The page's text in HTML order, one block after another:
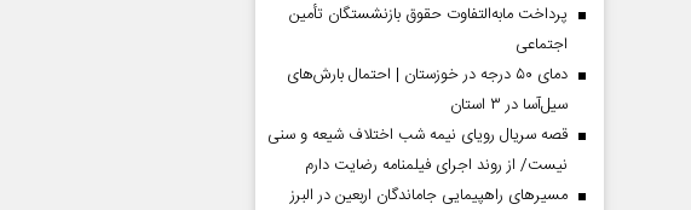
پرداخت مابه‌التفاوت حقوق بازنشستگان تأمین
اجتماعی
دمای ۵۰ درجه در خوزستان | احتمال بارش‌های
سیل‌آسا در ۳ استان
قصه سریال رویای نیمه شب اختلاف شیعه و سنی
نیست/ از روند اجرای فیلمنامه رضایت دارم
مسیر‌های راهپیمایی جاماندگان اربعین در البرز
صفحات نخست روزنامه ها‌ی‌سه‌شنبه ۶ مردادماه